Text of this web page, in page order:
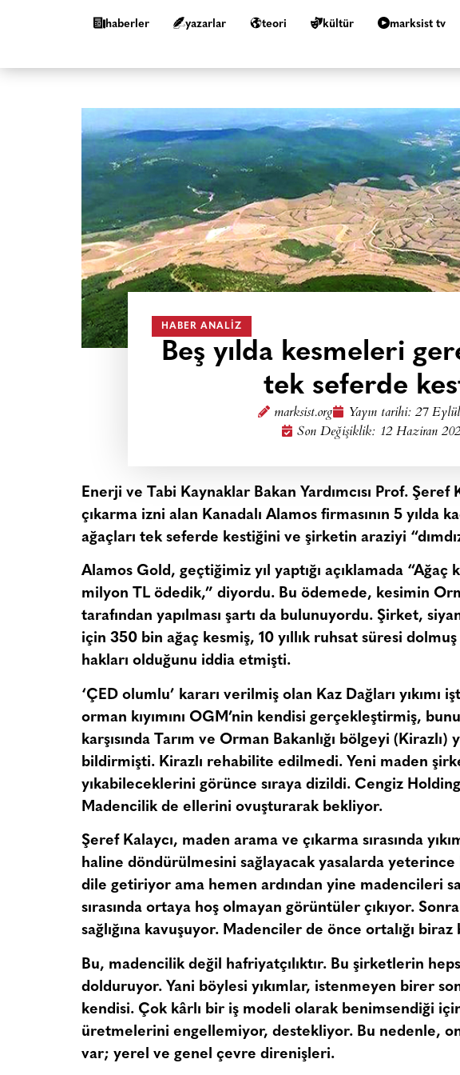
haberler yazarlar teori kültür marksist tv
HABER ANALIZ
Beş yılda kesmeleri
tek seferde
marksist.org Yayın tarihi: 27
Son Değişiklik: 12 Haziran
Enerji ve Tabi Kaynaklar Bakan Yardımcısı Prof. Şeref
çıkarma izni alan Kanadalı Alamos firmasının 5 yılda
ağaçları tek seferde kestiğini ve şirketin araziyi
Alamos Gold, geçtiğimiz yıl yaptığı açıklamada “Ağaç
milyon TL ödedik,” diyordu. Bu ödemede, kesimin
tarafından yapılması şartı da bulunuyordu. Şirket,
için 350 bin ağaç kesmiş, 10 yıllık ruhsat süresi
hakları olduğunu iddia etmişti.
‘ÇED olumlu’ kararı verilmiş olan Kaz Dağları yıkımı
orman kıyımını OGM’nin kendisi gerçekleştirmiş,
karşısında Tarım ve Orman Bakanlığı bölgeyi
bildirmişti. Kirazlı rehabilite edilmedi. Yeni maden
yıkabileceklerini görünce sıraya dizildi. Cengiz
Madencilik de ellerini ovuşturarak bekliyor.
Şeref Kalaycı, maden arama ve çıkarma sırasında
haline döndürülmesini sağlayacak yasalarda yeterince
dile getiriyor ama hemen ardından yine madencileri
sırasında ortaya hoş olmayan görüntüler çıkıyor.
sağlığına kavuşuyor. Madenciler de önce ortalığı
Bu, madencilik değil hafriyatçılıktır. Bu şirketlerin
dolduruyor. Yani böylesi yıkımlar, istenmeyen birer
kendisi. Çok kârlı bir iş modeli olarak benimsendiği
üretmelerini engellemiyor, destekliyor. Bu nedenle,
var; yerel ve genel çevre direnişleri.